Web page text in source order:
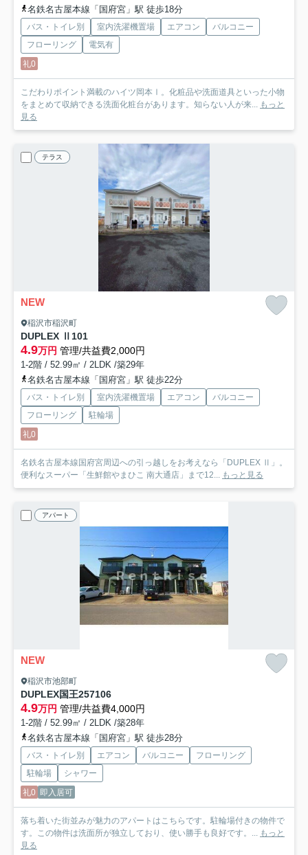
名鉄名古屋本線「国府宮」駅 徒歩18分
バス・トイレ別 室内洗濯機置場 エアコン
バルコニー
フローリング
電気有
礼0
こだわりポイント満載のハイツ岡本Ⅰ。化粧品や洗面道具といった小物
をまとめて収納できる洗面化粧台があります。知らない人が来... もっと
見る
テラス
NEW
稲沢市稲沢町
DUPLEX Ⅱ 101
4.9万円 管理/共益費2,000円
1-2階 / 52.99㎡ / 2LDK /築29年
名鉄名古屋本線「国府宮」駅 徒歩22分
バス・トイレ別 室内洗濯機置場 エアコン
バルコニー
フローリング
駐輪場
礼0
名鉄名古屋本線国府宮周辺への引っ越しをお考えなら「DUPLEX Ⅱ」。
便利なスーパー「生鮮館やまひこ 南大通店」まで12... もっと見る
アパート
NEW
稲沢市池部町
DUPLEX国王257106
4.9万円 管理/共益費4,000円
1-2階 / 52.99㎡ / 2LDK /築28年
名鉄名古屋本線「国府宮」駅 徒歩28分
バス・トイレ別 エアコン バルコニー
フローリング
駐輪場
シャワー
礼0 即入居可
落ち着いた街並みが魅力のアパートはこちらです。駐輪場付きの物件で
す。この物件は洗面所が独立しており、使い勝手も良好です。... もっと
見る